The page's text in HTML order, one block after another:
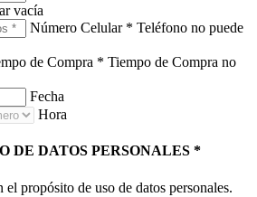
vacía
Número Celular * Teléfono no puede
de Compra * Tiempo de Compra no
Fecha
Hora
DE DATOS PERSONALES *
el propósito de uso de datos personales.